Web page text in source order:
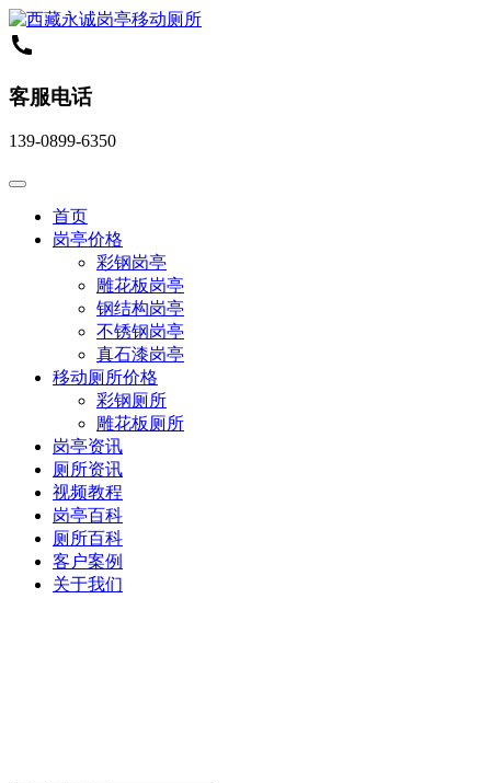
客服电话
139-0899-6350
首页
岗亭价格
彩钢岗亭
雕花板岗亭
钢结构岗亭
不锈钢岗亭
真石漆岗亭
移动厕所价格
彩钢厕所
雕花板厕所
岗亭资讯
厕所资讯
视频教程
岗亭百科
厕所百科
客户案例
关于我们